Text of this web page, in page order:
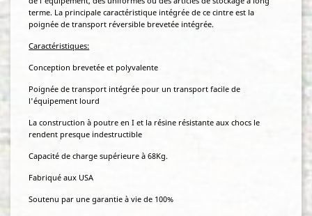
terme. La principale caractéristique intégrée de ce cintre est la
poignée de transport réversible brevetée intégrée.
Caractéristiques:
Conception brevetée et polyvalente
Poignée de transport intégrée pour un transport facile de
l'équipement lourd
La construction à poutre en I et la résine résistante aux chocs le
rendent presque indestructible
Capacité de charge supérieure à 68Kg.
Fabriqué aux USA
Soutenu par une garantie à vie de 100%